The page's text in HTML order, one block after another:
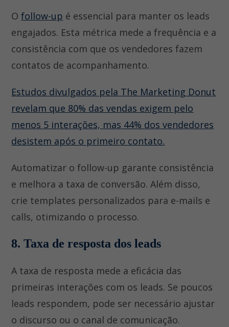
Ofollow-up é essencial para manter os leads
engajados. Esta métrica mede a frequência e a
consistência com que os vendedores fazem
contatos de acompanhamento.
Estudos divulgados pela The Marketing Donut
revelam que 80% das vendas exigem pelo
menos 5 interações, mas 44% dos vendedores
desistem após o primeiro contato.
Automatizar o follow-up garante consistência
e melhora a taxa de conversão. Além disso,
crie templates personalizados para e-mails e
calls, otimizando o processo.
8. Taxa de resposta dos leads
A taxa de resposta mede a eficácia das
primeiras interações com os leads. Se poucos
leads respondem, pode ser necessário ajustar
o discurso ou o canal de comunicação.